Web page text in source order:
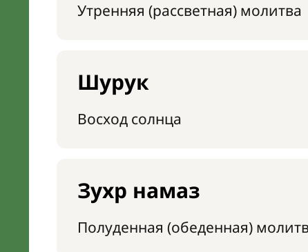
Утренняя (рассветная) молитва
Шурук
Восход солнца
Зухр намаз
Полуденная (обеденная)